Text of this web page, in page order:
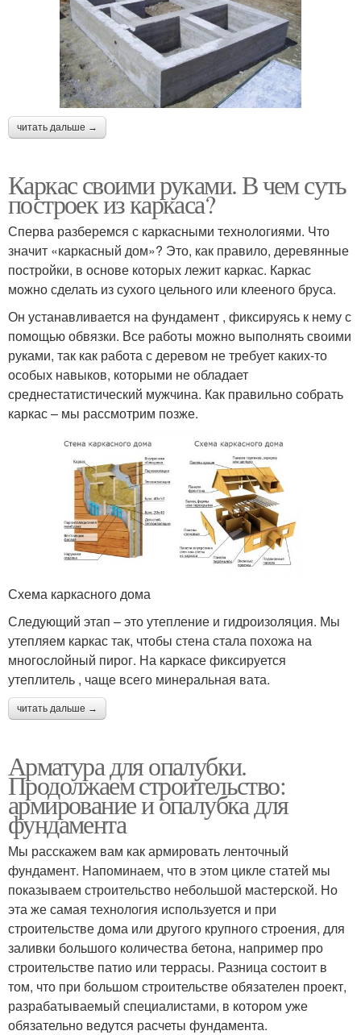
читать дальше →
Каркас своими руками. В чем суть
построек из каркаса?
Сперва разберемся с каркасными технологиями. Что
значит «каркасный дом»? Это, как правило, деревянные
постройки, в основе которых лежит каркас. Каркас
можно сделать из сухого цельного или клееного бруса.
Он устанавливается на фундамент , фиксируясь к нему с
помощью обвязки. Все работы можно выполнять своими
руками, так как работа с деревом не требует каких-то
особых навыков, которыми не обладает
среднестатистический мужчина. Как правильно собрать
каркас – мы рассмотрим позже.
Схема каркасного дома
Следующий этап – это утепление и гидроизоляция. Мы
утепляем каркас так, чтобы стена стала похожа на
многослойный пирог. На каркасе фиксируется
утеплитель , чаще всего минеральная вата.
читать дальше →
Арматура для опалубки.
Продолжаем строительство:
армирование и опалубка для
фундамента
Мы расскажем вам как армировать ленточный
фундамент. Напоминаем, что в этом цикле статей мы
показываем строительство небольшой мастерской. Но
эта же самая технология используется и при
строительстве дома или другого крупного строения, для
заливки большого количества бетона, например про
строительстве патио или террасы. Разница состоит в
том, что при большом строительстве обязателен проект,
разрабатываемый специалистами, в котором уже
обязательно ведутся расчеты фундамента.